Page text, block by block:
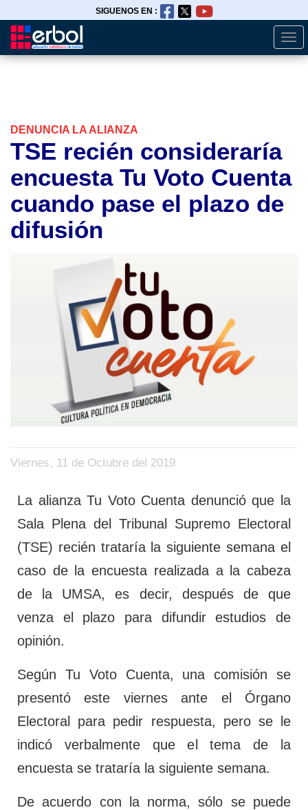
Pasar
SIGUENOS EN :
DENUNCIA LA ALIANZA
TSE recién consideraría
encuesta Tu Voto Cuenta
cuando pase el plazo de
difusión
Viernes, 11 de Octubre del 2019
La alianza Tu Voto Cuenta denunció que la
Sala Plena del Tribunal Supremo Electoral
(TSE) recién trataría la siguiente semana el
caso de la encuesta realizada a la cabeza
de la UMSA, es decir, después de que
venza el plazo para difundir estudios de
opinión.
Según Tu Voto Cuenta, una comisión se
presentó este viernes ante el Órgano
Electoral para pedir respuesta, pero se le
indicó verbalmente que el tema de la
encuesta se trataría la siguiente semana.
De acuerdo con la norma, sólo se puede